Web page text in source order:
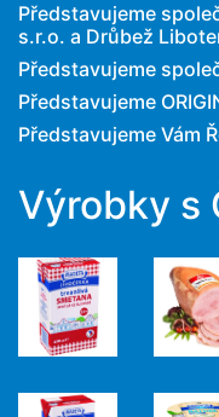
Představujeme
s.r.o. a Drůbež
Představujeme
Představujeme
Představujeme Vám
Výrobky s